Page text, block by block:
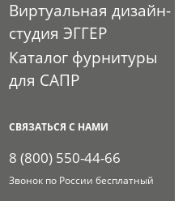
Виртуальная дизайн-
студия ЭГГЕР
Каталог фурнитуры
для САПР
СВЯЗАТЬСЯ С НАМИ
8 (800) 550-44-66
Звонок по России бесплатный